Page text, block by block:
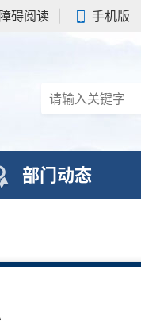
碍阅读 手机版
部门动态